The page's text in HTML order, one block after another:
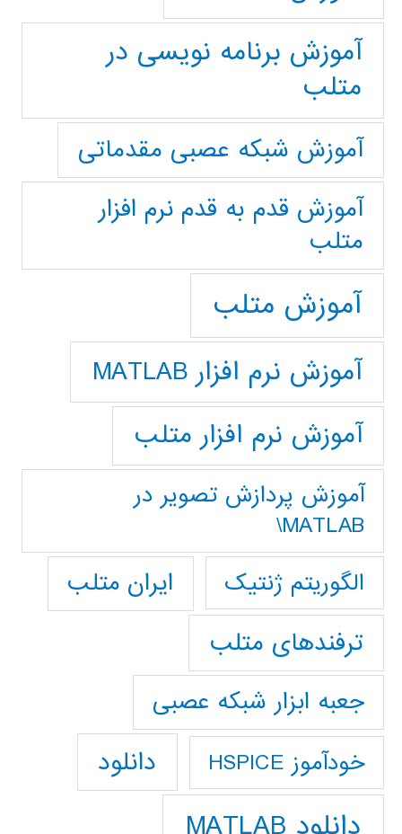
آموزش برنامه نویسی در
متلب
آموزش شبکه عصبی مقدماتی
آموزش قدم به قدم نرم افزار
متلب
آموزش متلب
آموزش نرم افزار MATLAB
آموزش نرم افزار متلب
آموزش پردازش تصوير در
MATLAB\
الگوریتم ژنتیک
ایران متلب
ترفندهای متلب
جعبه ابزار شبکه عصبی
خودآموز HSPICE دانلود